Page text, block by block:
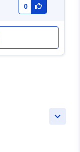
0
keyboard_arrow_down